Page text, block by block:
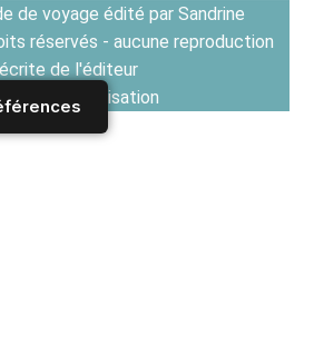
de voyage édité par Sandrine
réservés - aucune reproduction
de l'éditeur
d'utilisation